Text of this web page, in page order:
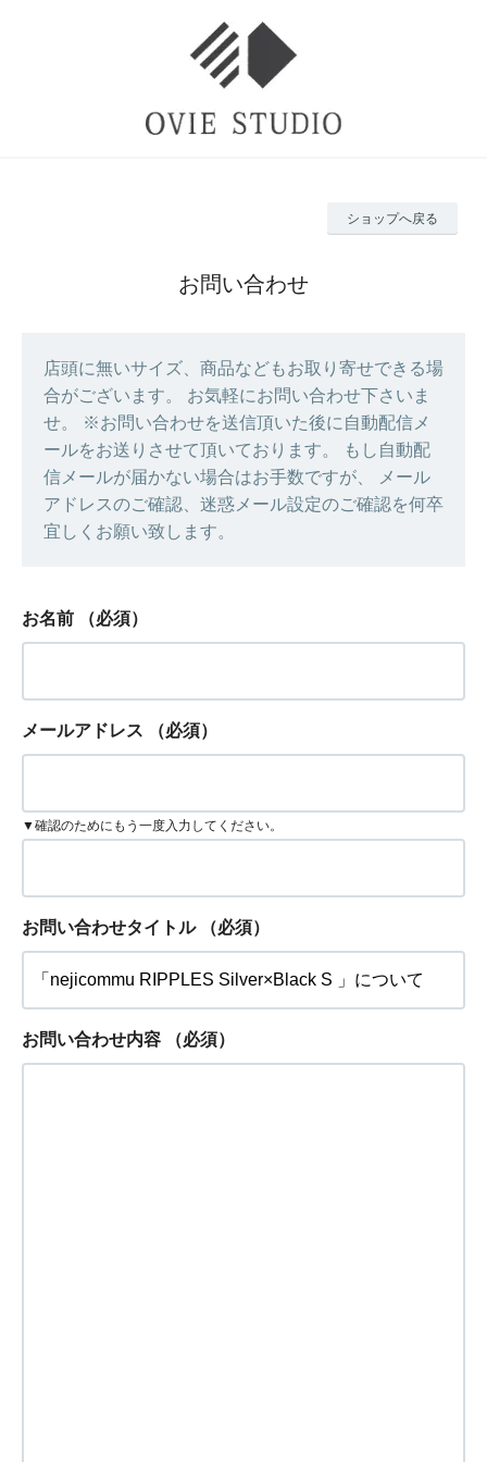
ショップへ戻る
お問い合わせ
店頭に無いサイズ、商品などもお取り寄せできる場
合がございます。 お気軽にお問い合わせ下さいま
せ。 ※お問い合わせを送信頂いた後に自動配信メ
ールをお送りさせて頂いております。 もし自動配
信メールが届かない場合はお手数ですが、 メール
アドレスのご確認、迷惑メール設定のご確認を何卒
宜しくお願い致します。
お名前 （必須）
メールアドレス （必須）
▼確認のためにもう一度入力してください。
お問い合わせタイトル （必須）
お問い合わせ内容 （必須）